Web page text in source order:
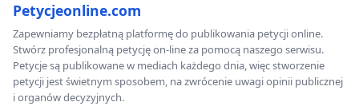
Petycjeonline.com
Zapewniamy bezpłatną platformę do publikowania petycji online.
Stwórz profesjonalną petycję on-line za pomocą naszego serwisu.
Petycje są publikowane w mediach każdego dnia, więc stworzenie
petycji jest świetnym sposobem, na zwrócenie uwagi opinii publicznej
i organów decyzyjnych.